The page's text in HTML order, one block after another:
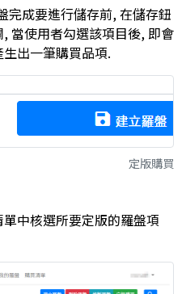
完成要進行儲存前, 在儲存鈕
當使用者勾選該項目後, 即會
出一筆購買品項.
定版購買
中核選所要定版的羅盤項